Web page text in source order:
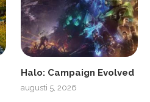
Halo: Campaign Evolved
augusti 5, 2026